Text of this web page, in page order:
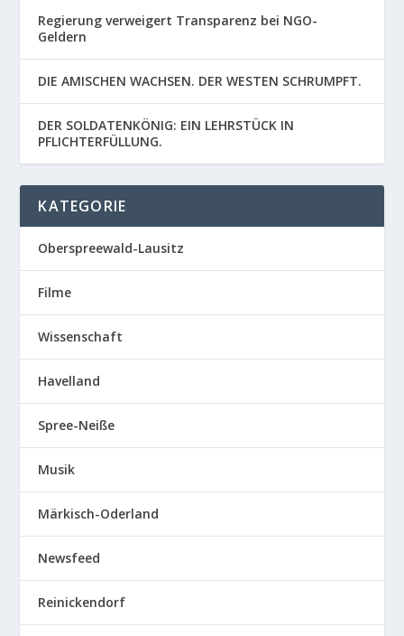
Regierung verweigert Transparenz bei NGO-
Geldern
DIE AMISCHEN WACHSEN. DER WESTEN SCHRUMPFT.
DER SOLDATENKÖNIG: EIN LEHRSTÜCK IN
PFLICHTERFÜLLUNG.
KATEGORIE
Oberspreewald-Lausitz
Filme
Wissenschaft
Havelland
Spree-Neiße
Musik
Märkisch-Oderland
Newsfeed
Reinickendorf